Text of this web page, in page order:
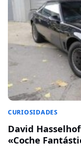
CURIOSIDADES
David
«Coche